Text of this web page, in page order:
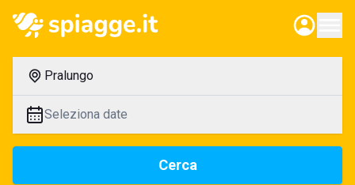
Pralungo
Seleziona date
Cerca